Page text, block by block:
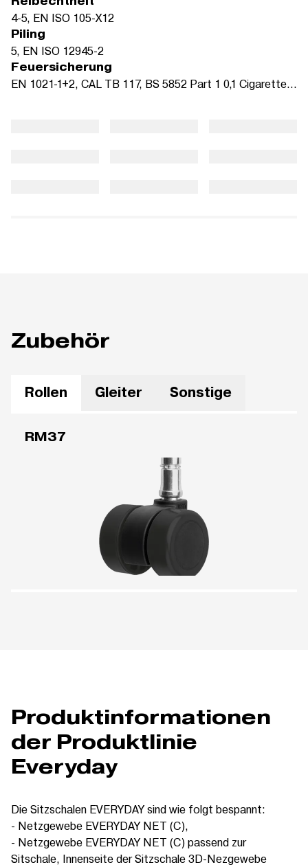
4-5, EN ISO 105-X12
Piling
5, EN ISO 12945-2
Feuersicherung
EN 1021-1+2, CAL TB 117, BS 5852 Part 1 0,1 Cigarette + Match
Zubehör
Rollen Gleiter Sonstige
RM37
Produktinformationen
der Produktlinie
Everyday
Die Sitzschalen EVERYDAY sind wie folgt bespannt:
- Netzgewebe EVERYDAY NET (C),
- Netzgewebe EVERYDAY NET (C) passend zur
Sitschale, Innenseite der Sitzschale 3D-Nezgewebe